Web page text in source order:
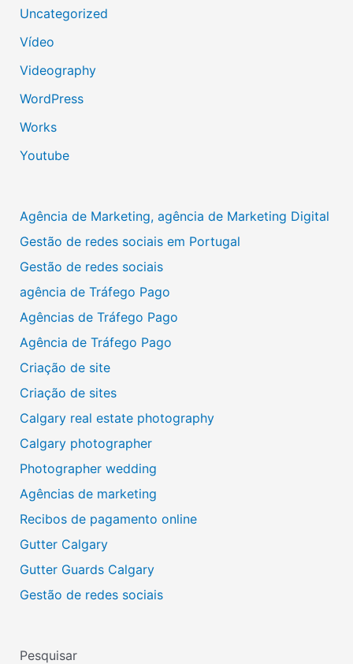
Uncategorized
Vídeo
Videography
WordPress
Works
Youtube
Agência de Marketing, agência de Marketing Digital
Gestão de redes sociais em Portugal
Gestão de redes sociais
agência de Tráfego Pago
Agências de Tráfego Pago
Agência de Tráfego Pago
Criação de site
Criação de sites
Calgary real estate photography
Calgary photographer
Photographer wedding
Agências de marketing
Recibos de pagamento online
Gutter Calgary
Gutter Guards Calgary
Gestão de redes sociais
Pesquisar